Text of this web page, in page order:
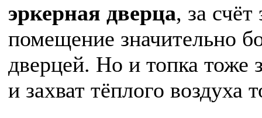
эркерная дверца, за
помещение значительно
дверцей. Но и топка тоже
и захват тёплого воздуха